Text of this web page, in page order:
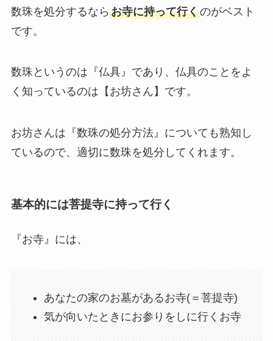
数珠を処分するなら お寺に持って行くのがベスト
です。
数珠というのは『仏具』であり、仏具のことをよ
く知っているのは【お坊さん】です。
お坊さんは『数珠の処分方法』についても熟知し
ているので、適切に数珠を処分してくれます。
基本的には菩提寺に持って行く
『お寺』には、
あなたの家のお墓があるお寺(＝菩提寺)
気が向いたときにお参りをしに行くお寺